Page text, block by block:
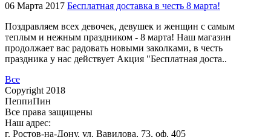
06 Марта 2017 Бесплатная доставка в честь 8 марта!
Поздравляем всех девочек, девушек и женщин с самым
теплым и нежным праздником - 8 марта! Наш магазин
продолжает вас радовать новыми заколками, в честь
праздника у нас действует Акция "Бесплатная доста..
Все
Copyright 2018
ПеппиПин
Все права защищены
Наш адрес:
г. Ростов-на-Дону, ул. Вавилова, 73, оф. 405